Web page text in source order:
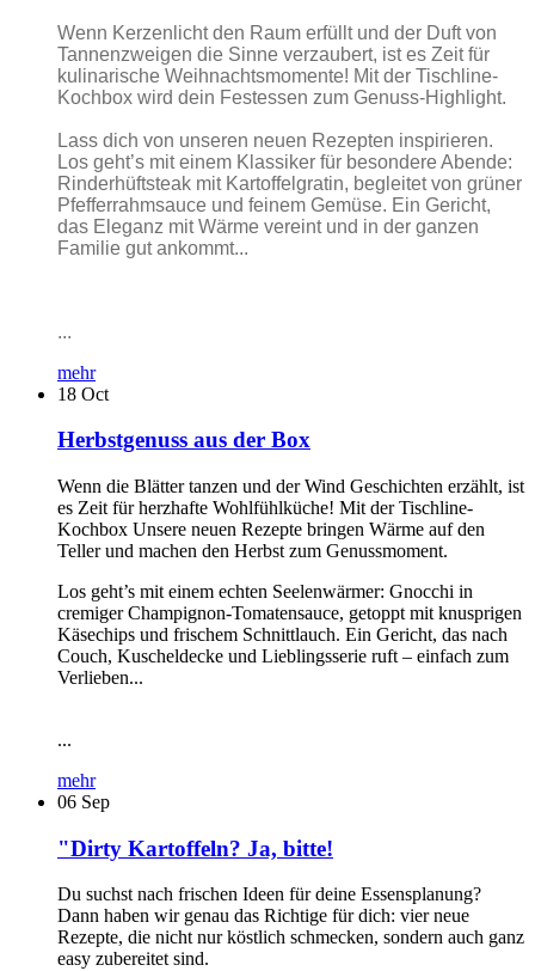
Wenn Kerzenlicht den Raum erfüllt und der Duft von
Tannenzweigen die Sinne verzaubert, ist es Zeit für
kulinarische Weihnachtsmomente! Mit der Tischline-
Kochbox wird dein Festessen zum Genuss-Highlight.
Lass dich von unseren neuen Rezepten inspirieren.
Los geht’s mit einem Klassiker für besondere Abende:
Rinderhüftsteak mit Kartoffelgratin, begleitet von grüner
Pfefferrahmsauce und feinem Gemüse. Ein Gericht,
das Eleganz mit Wärme vereint und in der ganzen
Familie gut ankommt...
...
mehr
18 Oct
Herbstgenuss aus der Box
Wenn die Blätter tanzen und der Wind Geschichten erzählt, ist
es Zeit für herzhafte Wohlfühlküche! Mit der Tischline-
Kochbox Unsere neuen Rezepte bringen Wärme auf den
Teller und machen den Herbst zum Genussmoment.
Los geht’s mit einem echten Seelenwärmer: Gnocchi in
cremiger Champignon-Tomatensauce, getoppt mit knusprigen
Käsechips und frischem Schnittlauch. Ein Gericht, das nach
Couch, Kuscheldecke und Lieblingsserie ruft – einfach zum
Verlieben...
...
mehr
06 Sep
"Dirty Kartoffeln? Ja, bitte!
Du suchst nach frischen Ideen für deine Essensplanung?
Dann haben wir genau das Richtige für dich: vier neue
Rezepte, die nicht nur köstlich schmecken, sondern auch ganz
easy zubereitet sind.